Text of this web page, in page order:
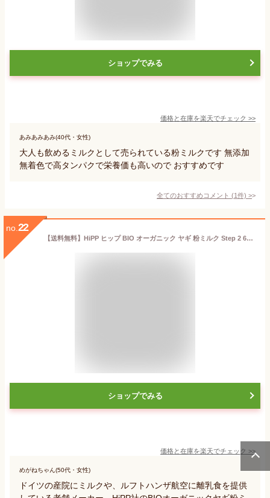
ショップでみる
価格と在庫を楽天でチェック >>
あみあみあみ(40代・女性)
大人も飲めるミルクとして売られている粉ミルクです 無添加
無着色で高タンパクで栄養価も高いので おすすめです
全てのおすすめコメント (1件) >
no. 22
【送料無料】HiPP ヒップ BIO オーガニック ヤギ 粉ミルク Step 2 6ヶ月〜 400g 海外通販
ショップでみる
価格と在庫を楽天でチェック >>
めがねちゃん(50代・女性)
ドイツの産院にミルクや、ルフトハンザ航空に離乳食を提供